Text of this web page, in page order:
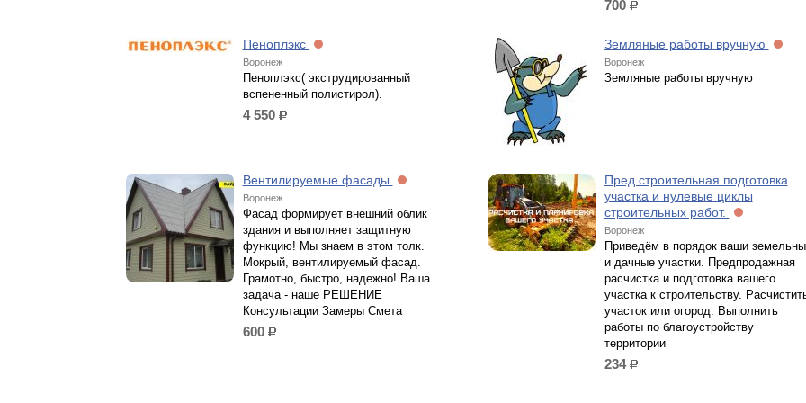
700 р.
Пеноплэкс
Воронеж
Пеноплэкс( экструдированный
вспененный полистирол).
4 550 р.
Земляные работы вручную
Воронеж
Земляные работы вручную
Вентилируемые фасады
Воронеж
Фасад формирует внешний облик
здания и выполняет защитную
функцию! Мы знаем в этом толк.
Мокрый, вентилируемый фасад.
Грамотно, быстро, надежно! Ваша
задача - наше РЕШЕНИЕ
Консультации Замеры Смета
600 р.
Пред строительная подготовка
участка и нулевые циклы
строительных работ.
Воронеж
Приведём в порядок ваши
и дачные участки. Предпродажная
расчистка и подготовка вашего
участка к строительству.
участок или огород. Выполнить
работы по благоустройству
территории
234р.